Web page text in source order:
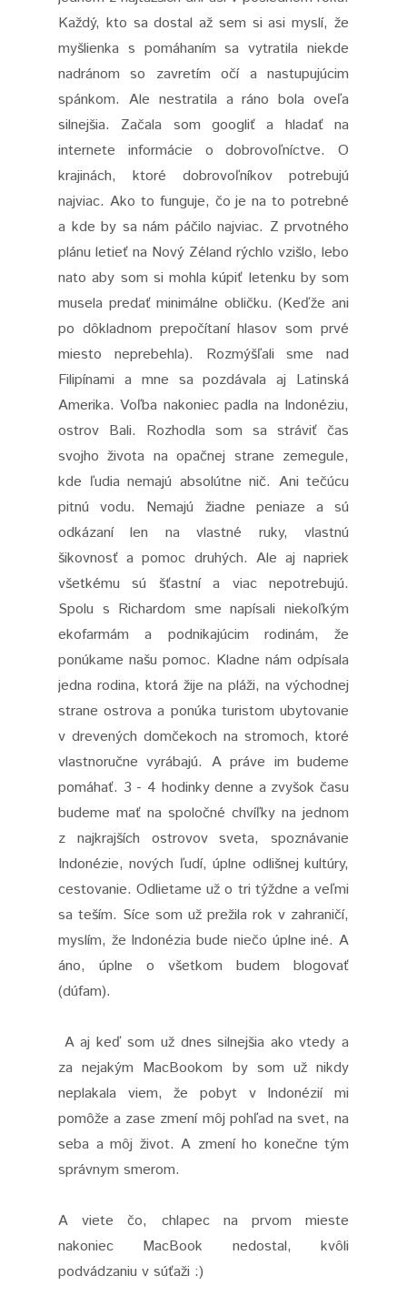
Každý, kto sa dostal až sem si asi myslí, že
myšlienka s pomáhaním sa vytratila niekde
nadránom so zavretím očí a nastupujúcim
spánkom. Ale nestratila a ráno bola oveľa
silnejšia. Začala som googliť a hladať na
internete informácie o dobrovoľníctve. O
krajinách, ktoré dobrovoľníkov potrebujú
najviac. Ako to funguje, čo je na to potrebné
a kde by sa nám páčilo najviac. Z prvotného
plánu letieť na Nový Zéland rýchlo vzišlo, lebo
nato aby som si mohla kúpiť letenku by som
musela predať minimálne obličku. (Keďže ani
po dôkladnom prepočítaní hlasov som prvé
miesto neprebehla). Rozmýšľali sme nad
Filipínami a mne sa pozdávala aj Latinská
Amerika. Voľba nakoniec padla na Indonéziu,
ostrov Bali. Rozhodla som sa stráviť čas
svojho života na opačnej strane zemegule,
kde ľudia nemajú absolútne nič. Ani tečúcu
pitnú vodu. Nemajú žiadne peniaze a sú
odkázaní len na vlastné ruky, vlastnú
šikovnosť a pomoc druhých. Ale aj napriek
všetkému sú šťastní a viac nepotrebujú.
Spolu s Richardom sme napísali niekoľkým
ekofarmám a podnikajúcim rodinám, že
ponúkame našu pomoc. Kladne nám odpísala
jedna rodina, ktorá žije na pláži, na východnej
strane ostrova a ponúka turistom ubytovanie
v drevených domčekoch na stromoch, ktoré
vlastnoručne vyrábajú. A práve im budeme
pomáhať. 3 - 4 hodinky denne a zvyšok času
budeme mať na spoločné chvíľky na jednom
z najkrajších ostrovov sveta, spoznávanie
Indonézie, nových ľudí, úplne odlišnej kultúry,
cestovanie. Odlietame už o tri týždne a veľmi
sa teším. Síce som už prežila rok v zahraničí,
myslím, že Indonézia bude niečo úplne iné. A
áno, úplne o všetkom budem blogovať
(dúfam).
A aj keď som už dnes silnejšia ako vtedy a
za nejakým MacBookom by som už nikdy
neplakala viem, že pobyt v Indonézií mi
pomôže a zase zmení môj pohľad na svet, na
seba a môj život. A zmení ho konečne tým
správnym smerom.
A viete čo, chlapec na prvom mieste
nakoniec MacBook nedostal, kvôli
podvádzaniu v súťaži :)